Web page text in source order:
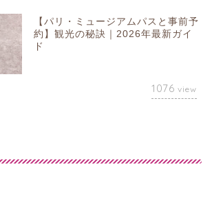
【パリ・ミュージアムパスと事前予
約】観光の秘訣｜2026年最新ガイ
ド
1076 view